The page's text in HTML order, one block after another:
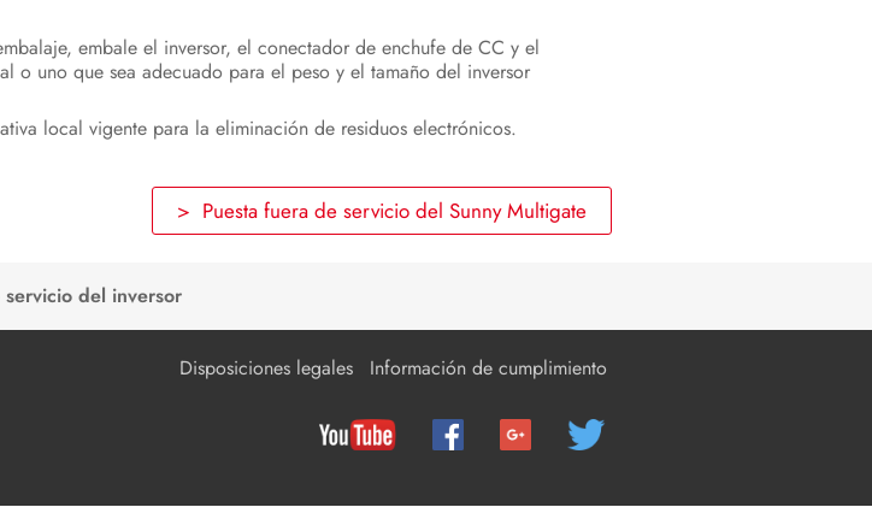
embale el inversor, el conectador de enchufe de CC y el
uno que sea adecuado para el peso y el tamaño del inversor
local vigente para la eliminación de residuos electrónicos.
> Puesta fuera de servicio del Sunny Multigate
servicio del inversor
Disposiciones legales Información de cumplimiento
tensión
Desconexión de la tensión del
Nueva puesta en marcha del
inversor
Datos técnicos
Accesorios y piezas de repuesto
Contacto